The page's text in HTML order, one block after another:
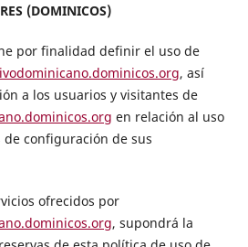
(DOMINICOS)
por finalidad definir el uso de
, así
a los usuarios y visitantes de
en relación al uso
de configuración de sus
ofrecidos por
, supondrá la